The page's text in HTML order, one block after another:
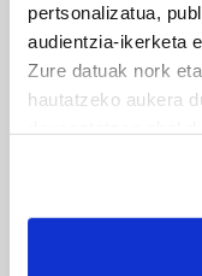
pertsonalizatua,
audientzia-ikerketa
Zure datuak nork
hautatzeko aukera
If you allow, we
Collect